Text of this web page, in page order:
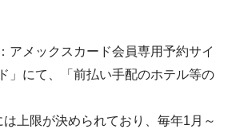
アメックスカード会員専用予約サイ
」にて、「前払い手配のホテル等の
上限が決められており、毎年1月～